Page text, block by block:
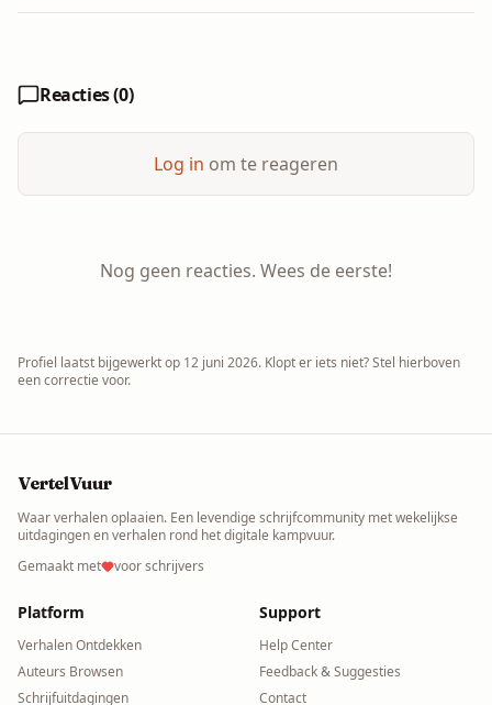
Reacties (0)
Log in om te reageren
Nog geen reacties. Wees de eerste!
Profiel laatst bijgewerkt op 12 juni 2026. Klopt er iets niet? Stel hierboven
een correctie voor.
VertelVuur
Waar verhalen oplaaien. Een levendige schrijfcommunity met wekelijkse
uitdagingen en verhalen rond het digitale kampvuur.
Gemaakt met
voor schrijvers
Platform
Verhalen Ontdekken
Auteurs Browsen
Schrijfuitdagingen
Support
Help Center
Feedback & Suggesties
Contact